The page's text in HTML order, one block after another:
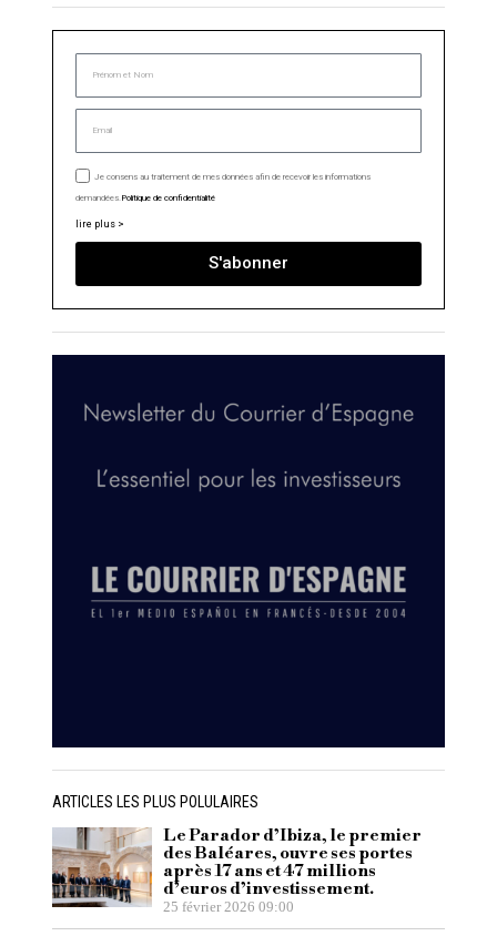
Je consens au traitement de mes données afin de recevoir les informations
demandées. Politique de confidentialité
lire plus >
S'abonner
ARTICLES LES PLUS POLULAIRES
Le Parador d’Ibiza, le premier
des Baléares, ouvre ses portes
après 17 ans et 47 millions
d’euros d’investissement.
25 février 2026 09:00